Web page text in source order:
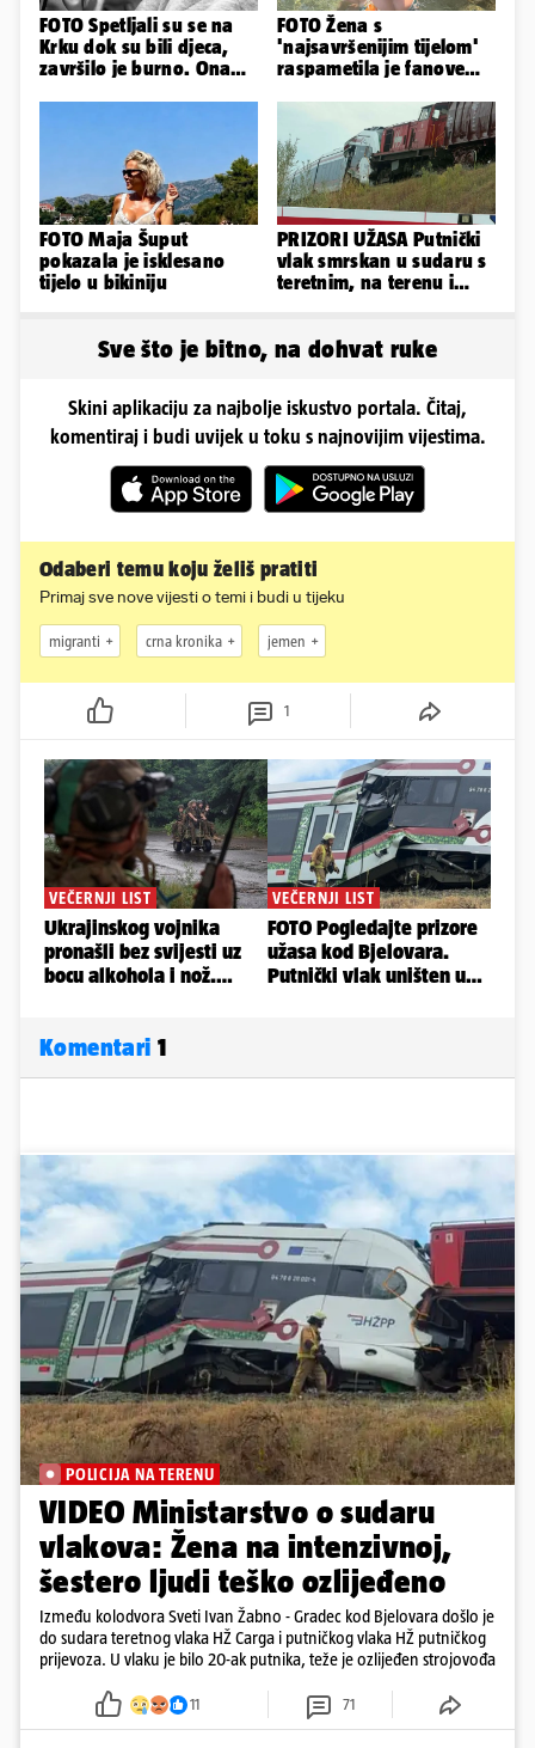
FOTO Spetljali su se na
Krku dok su bili djeca,
završilo je burno. Ona
FOTO Žena s
'najsavršenijim tijelom'
raspametila je fanove
FOTO Maja Šuput
pokazala je isklesano
tijelo u bikiniju
PRIZORI UŽASA Putnički
vlak smrskan u sudaru s
teretnim, na terenu i
Sve što je bitno, na dohvat ruke
Skini aplikaciju za najbolje iskustvo portala. Čitaj,
komentiraj i budi uvijek u toku s najnovijim vijestima.
Odaberi temu koju želiš pratiti
Primaj sve nove vijesti o temi i budi u tijeku
migranti crna kronika jemen
1
Komentari 1
POLICIJA NA TERENU
VIDEO Ministarstvo o sudaru
vlakova: Žena na intenzivnoj,
šestero ljudi teško ozlijeđeno
Između kolodvora Sveti Ivan Žabno - Gradec kod Bjelovara došlo je
do sudara teretnog vlaka HŽ Carga i putničkog vlaka HŽ putničkog
prijevoza. U vlaku je bilo 20-ak putnika, teže je ozlijeđen strojovođa
11 71